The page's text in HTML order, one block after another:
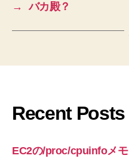
→
バカ殿？
Recent Posts
EC2の/proc/cpuinfoメモ